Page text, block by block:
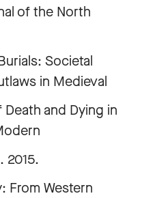
of the North
Societal
in Medieval
and Dying in
2015.
From Western